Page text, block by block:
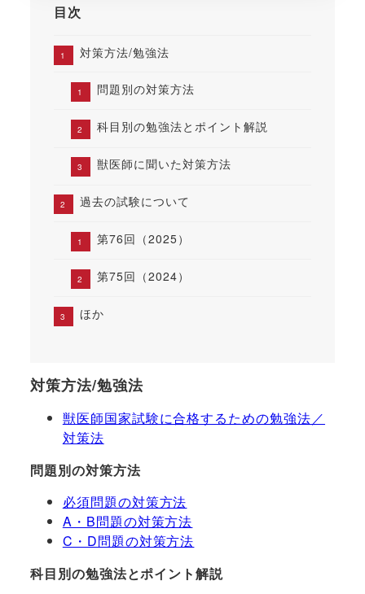
目次
対策方法/勉強法
問題別の対策方法
科目別の勉強法とポイント解説
獣医師に聞いた対策方法
過去の試験について
第76回（2025）
第75回（2024）
ほか
対策方法/勉強法
獣医師国家試験に合格するための勉強法／
対策法
問題別の対策方法
必須問題の対策方法
A・B問題の対策方法
C・D問題の対策方法
科目別の勉強法とポイント解説